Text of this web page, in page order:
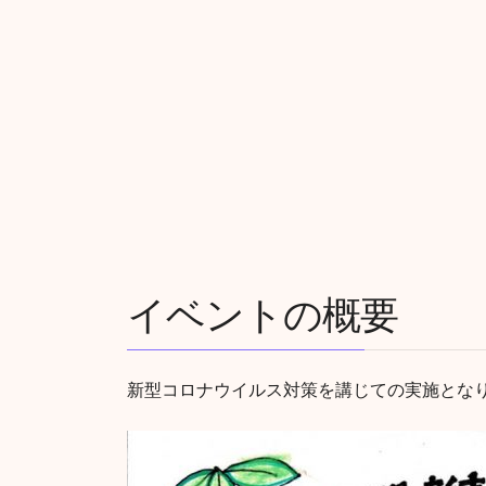
イベントの概要
新型コロナウイルス対策を講じての実施とな